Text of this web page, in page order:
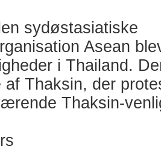
sydøstasiatiske
Asean
i Thailand.
af Thaksin, der
Thaksin-